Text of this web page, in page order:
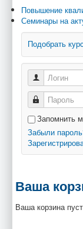
Повышение
Семинары на
Подобрать курс
Запомнить
Забыли
Ваша
Ваша корзина